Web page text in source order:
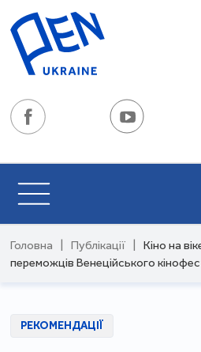
Головна Публікації
Кіно на
переможців Венеційського
РЕКОМЕНДАЦІЇ